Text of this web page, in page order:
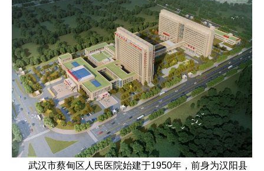
武汉市蔡甸区人民医院始建于1950年，前身为汉阳县